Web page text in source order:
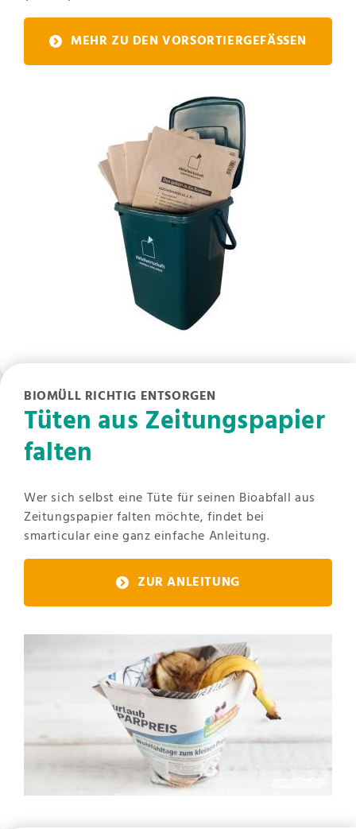
MEHR ZU DEN VORSORTIERGEFÄSSEN
BIOMÜLL RICHTIG ENTSORGEN
Tüten aus Zeitungspapier
falten
Wer sich selbst eine Tüte für seinen Bioabfall aus
Zeitungspapier falten möchte, findet bei
smarticular eine ganz einfache Anleitung.
ZUR ANLEITUNG